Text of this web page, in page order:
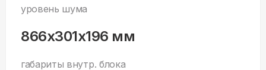
уровень шума
866x301x196 мм
габариты внутр. блока